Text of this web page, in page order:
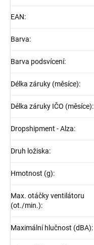
EAN:
Barva:
Barva podsvícení:
Délka záruky (měsíce):
Délka záruky IČO (měsíce):
Dropshipment - Alza:
Druh ložiska:
Hmotnost (g):
Max. otáčky ventilátoru
(ot./min.):
Maximální hlučnost (dBA):